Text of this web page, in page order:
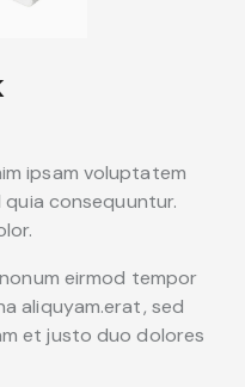
ipsam voluptatem
consequuntur.
eirmod tempor
aliquyam.erat, sed
et justo duo dolores